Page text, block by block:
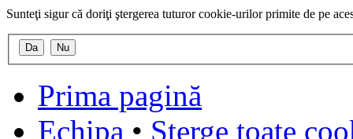
Sunteţi sigur că doriţi ştergerea tuturor cookie-urilor primite de pe
Prima pagină
Echipa • Şterge toate